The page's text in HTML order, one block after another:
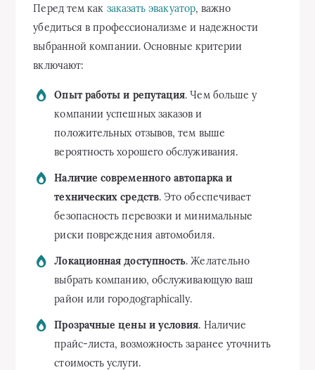
Перед тем как заказать эвакуатор, важно
убедиться в профессионализме и надежности
выбранной компании. Основные критерии
включают:
Опыт работы и репутация. Чем больше у
компании успешных заказов и
положительных отзывов, тем выше
вероятность хорошего обслуживания.
Наличие современного автопарка и
технических средств. Это обеспечивает
безопасность перевозки и минимальные
риски повреждения автомобиля.
Локационная доступность. Желательно
выбрать компанию, обслуживающую ваш
район или городographically.
Прозрачные цены и условия. Наличие
прайс-листа, возможность заранее уточнить
стоимость услуги.